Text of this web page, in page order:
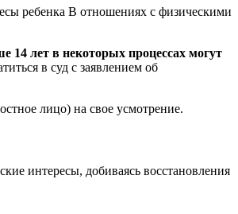
ребенка В отношениях с физическими
14 лет в некоторых процессах могут
в суд с заявлением об
лицо) на свое усмотрение.
интересы, добиваясь восстановления